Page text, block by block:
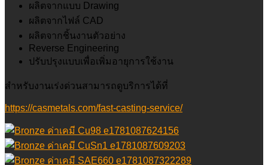
ผลิตจากแบบ Drawing
ผลิตจากไฟล์ CAD
ผลิตจากชิ้นงานตัวอย่าง
Reverse Engineering
ปรับปรุงแบบเพื่อเพิ่มอายุการใช้งาน
สำหรับงานเร่งด่วนสามารถดูบริการได้ที่
https://casmetals.com/fast-casting-service/